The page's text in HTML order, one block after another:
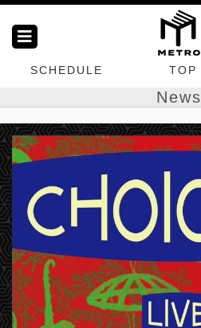
SCHEDULE TOP
News